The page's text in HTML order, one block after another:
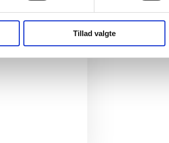
Tillad valgte